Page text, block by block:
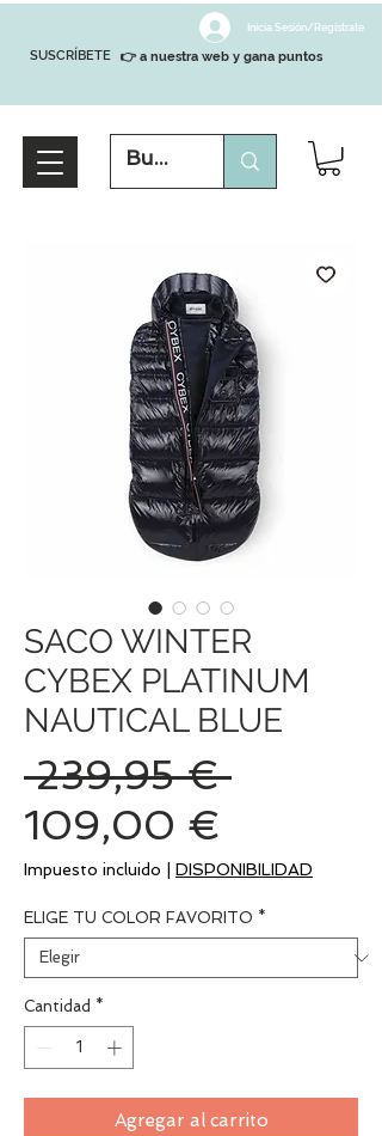
SUSCRÍBETE
Inicia Sesión/Regístrate
👉 a nuestra web y gana puntos
SACO WINTER
CYBEX PLATINUM
NAUTICAL BLUE
239,95 € Precio
109,00 €
de
oferta
Impuesto incluido DISPONIBILIDAD
ELIGE TU COLOR FAVORITO *
Cantidad *
Agregar al carrito